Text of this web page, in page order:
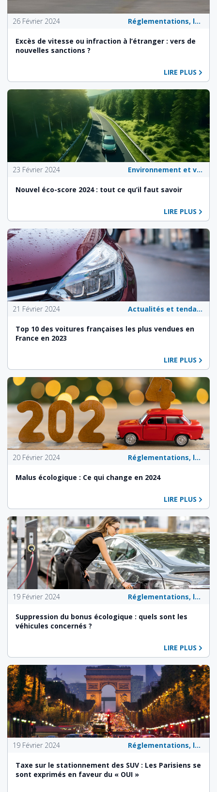
26 Février 2024 Réglementations, lois et politiques publiques
Excès de vitesse ou infraction à l’étranger : vers de
nouvelles sanctions ?
LIRE PLUS
23 Février 2024 Environnement et véhicules écologiques
Nouvel éco-score 2024 : tout ce qu’il faut savoir
LIRE PLUS
21 Février 2024 Actualités et tendances du secteur automobile
Top 10 des voitures françaises les plus vendues en
France en 2023
LIRE PLUS
20 Février 2024 Réglementations, lois et politiques publiques
Malus écologique : Ce qui change en 2024
LIRE PLUS
19 Février 2024 Réglementations, lois et politiques publiques
Suppression du bonus écologique : quels sont les
véhicules concernés ?
LIRE PLUS
19 Février 2024 Réglementations, lois et politiques publiques
Taxe sur le stationnement des SUV : Les Parisiens se
sont exprimés en faveur du « OUI »